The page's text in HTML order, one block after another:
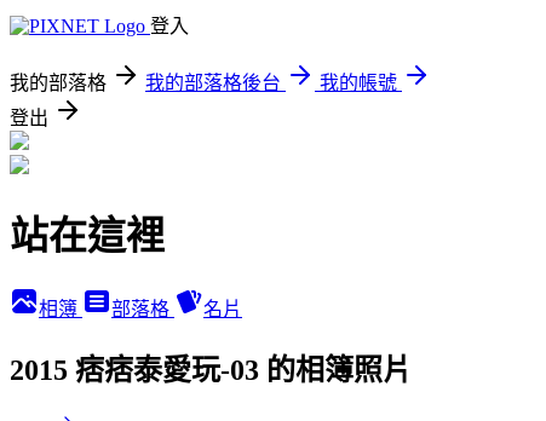
登入
我的部落格 我的部落格後台
我的帳號
登出
站在這裡
相簿 部落格 名片
2015 痞痞泰愛玩-03 的相簿照片